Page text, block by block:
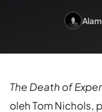
Alam
The Death of
oleh Tom Nichols,